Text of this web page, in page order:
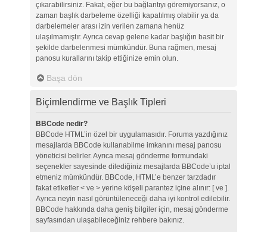
çıkarabilirsiniz. Fakat, eğer bu bağlantıyı göremiyorsanız, o
zaman başlık darbeleme özelliği kapatılmış olabilir ya da
darbelemeler arası izin verilen zamana henüz
ulaşılmamıştır. Ayrıca cevap gelene kadar başlığın basit bir
şekilde darbelenmesi mümkündür. Buna rağmen, mesaj
panosu kurallarını takip ettiğinize emin olun.
Başa dön
Biçimlendirme ve Başlık Tipleri
BBCode nedir?
BBCode HTML’in özel bir uygulamasıdır. Foruma yazdığınız
mesajlarda BBCode kullanabilme imkanını mesaj panosu
yöneticisi belirler. Ayrıca mesaj gönderme formundaki
seçenekler sayesinde dilediğiniz mesajlarda BBCode’u iptal
etmeniz mümkündür. BBCode, HTML’e benzer tarzdadır
fakat etiketler < ve > yerine köşeli parantez içine alınır: [ ve ].
Ayrıca neyin nasıl görüntüleneceği daha iyi kontrol edilebilir.
BBCode hakkında daha geniş bilgiler için, mesaj gönderme
sayfasından ulaşabileceğiniz rehbere bakınız.